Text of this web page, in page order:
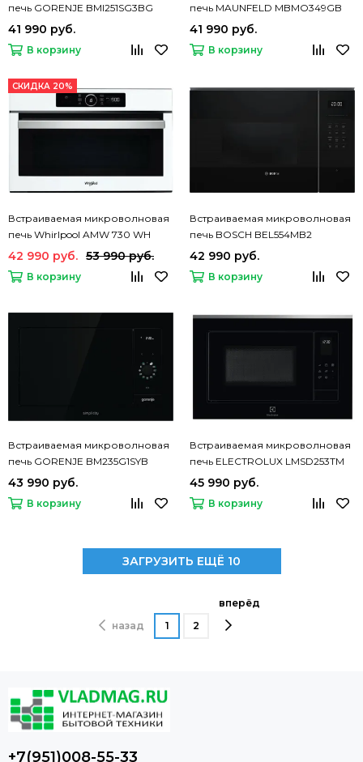
печь GORENJE BMI251SG3BG
41 990 руб.
В корзину
печь MAUNFELD MBMO349GB
41 990 руб.
В корзину
СКИДКА 20%
Встраиваемая микроволновая
печь Whirlpool AMW 730 WH
42 990 руб. 53 990 руб.
В корзину
Встраиваемая микроволновая
печь BOSCH BEL554MB2
42 990 руб.
В корзину
Встраиваемая микроволновая
печь GORENJE BM235G1SYB
43 990 руб.
В корзину
Встраиваемая микроволновая
печь ELECTROLUX LMSD253TM
45 990 руб.
В корзину
ЗАГРУЗИТЬ ЕЩЁ 10
назад 1 2
вперёд
+7(951)008-55-33